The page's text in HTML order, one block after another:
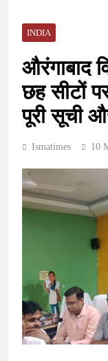
INDIA
औरंगाबाद
छह सीटों
पूरी सूची
Ismatimes 10